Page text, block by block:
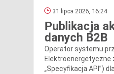
31 lipca 2026, 16:24
Publikacja
danych B2B
Operator systemu
Elektroenergetyczne
„Specyfikacja API”)